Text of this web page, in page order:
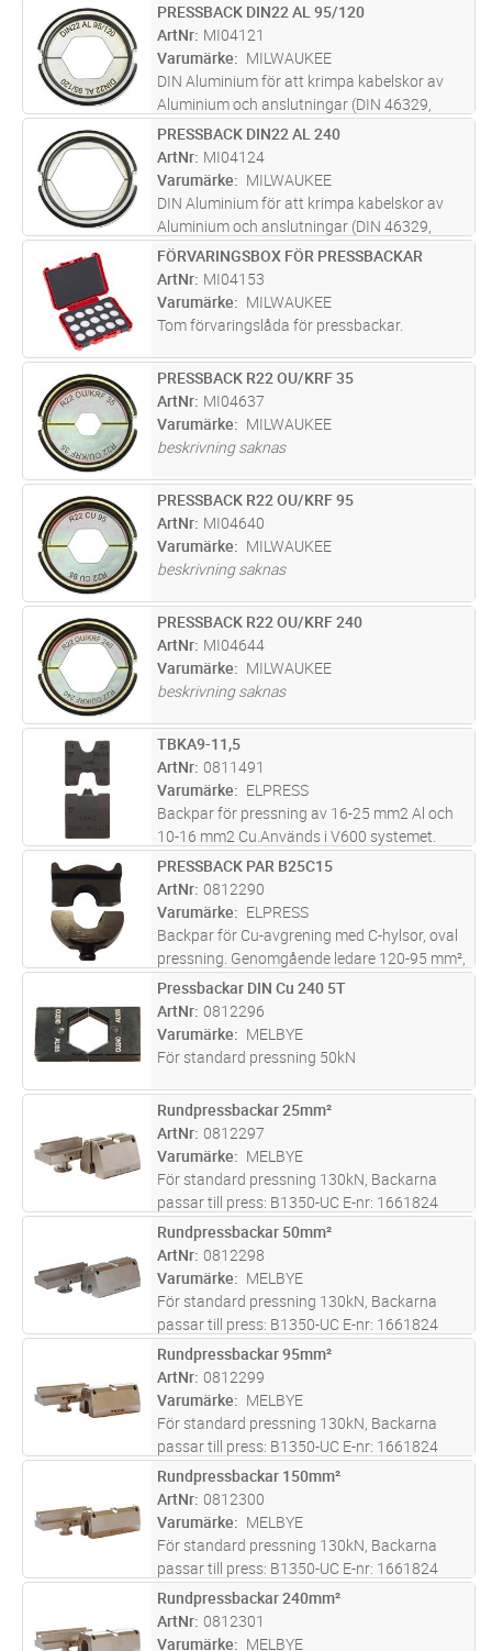
ST Lägg i kundvagn
PRESSBACK DIN22 AL 95/120
ArtNr MI04121
Varumärke
MILWAUKEE
DIN Aluminium för att krimpa kabelskor av
Aluminium och anslutningar (DIN 46329,
46267 Part 1 och 2, DIN EN 50182).
ST Lägg i kundvagn
PRESSBACK DIN22 AL 240
ArtNr MI04124
Varumärke
MILWAUKEE
DIN Aluminium för att krimpa kabelskor av
Aluminium och anslutningar (DIN 46329,
46267 Part 1 och 2, DIN EN 50182).
ST Lägg i kundvagn
FÖRVARINGSBOX FÖR PRESSBACKAR
ArtNr MI04153
Varumärke
MILWAUKEE
Tom förvaringslåda för pressbackar.
ST Lägg i kundvagn
PRESSBACK R22 OU/KRF 35
ArtNr MI04637
Varumärke
MILWAUKEE
beskrivning saknas
ST Lägg i kundvagn
PRESSBACK R22 OU/KRF 95
ArtNr MI04640
Varumärke
MILWAUKEE
beskrivning saknas
ST Lägg i kundvagn
PRESSBACK R22 OU/KRF 240
ArtNr MI04644
Varumärke
MILWAUKEE
beskrivning saknas
PR Lägg i kundvagn
TBKA9-11,5
ArtNr 0811491
Varumärke
ELPRESS
Backpar för pressning av 16-25 mm2 Al och
10-16 mm2 Cu.Används i V600 systemet.
PR Lägg i kundvagn
PRESSBACK PAR B25C15
ArtNr 0812290
Varumärke
ELPRESS
Backpar för Cu-avgrening med C-hylsor, oval
pressning. Genomgående ledare 120-95 mm²,
avgrening 120-25 mm². Inga backhållare
behövs.
ST Lägg i kundvagn
Pressbackar DIN Cu 240 5T
ArtNr 0812296
Varumärke
MELBYE
För standard pressning 50kN
ST Lägg i kundvagn
Rundpressbackar 25mm²
ArtNr 0812297
Varumärke
MELBYE
För standard pressning 130kN, Backarna
passar till press: B1350-UC E-nr: 1661824
HT131-UC E-nr: 1661813. Eller press med
presshuvud typ RHU131C
ST Lägg i kundvagn
Rundpressbackar 50mm²
ArtNr 0812298
Varumärke
MELBYE
För standard pressning 130kN, Backarna
passar till press: B1350-UC E-nr: 1661824
HT131-UC E-nr: 1661813. Eller press med
presshuvud typ RHU131C
ST Lägg i kundvagn
Rundpressbackar 95mm²
ArtNr 0812299
Varumärke
MELBYE
För standard pressning 130kN, Backarna
passar till press: B1350-UC E-nr: 1661824
HT131-UC E-nr: 1661813. Eller press med
presshuvud typ RHU131C
ST Lägg i kundvagn
Rundpressbackar 150mm²
ArtNr 0812300
Varumärke
MELBYE
För standard pressning 130kN, Backarna
passar till press: B1350-UC E-nr: 1661824
HT131-UC E-nr: 1661813. Eller press med
presshuvud typ RHU131C
ST Lägg i kundvagn
Rundpressbackar 240mm²
ArtNr 0812301
Varumärke
MELBYE